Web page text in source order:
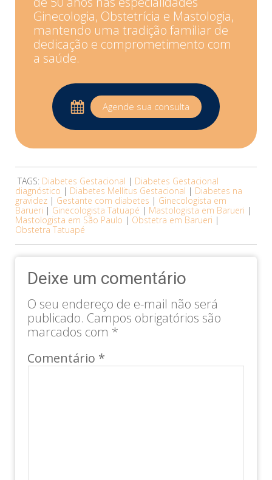
Ginecologia, Obstetrícia e Mastologia,
mantendo uma tradição familiar de
dedicação e comprometimento com
a saúde.
Agende sua consulta
TAGS: Diabetes Gestacional | Diabetes Gestacional
diagnóstico | Diabetes Mellitus Gestacional | Diabetes na
gravidez | Gestante com diabetes | Ginecologista em
Barueri | Ginecologista Tatuapé | Mastologista em Barueri |
Mastologista em São Paulo | Obstetra em Barueri |
Obstetra Tatuapé
Deixe um comentário
O seu endereço de e-mail não será
publicado. Campos obrigatórios são
marcados com *
Comentário *